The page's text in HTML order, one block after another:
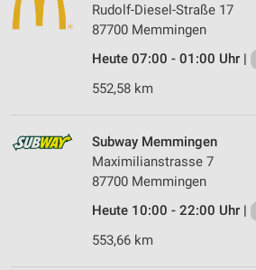
Rudolf-Diesel-Straße 17
87700 Memmingen
Heute 07:00 - 01:00 Uhr |
552,58 km
Subway Memmingen
Maximilianstrasse 7
87700 Memmingen
Heute 10:00 - 22:00 Uhr |
553,66 km